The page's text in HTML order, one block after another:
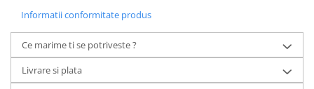
Informatii conformitate produs
Ce marime ti se potriveste ?
Livrare si plata